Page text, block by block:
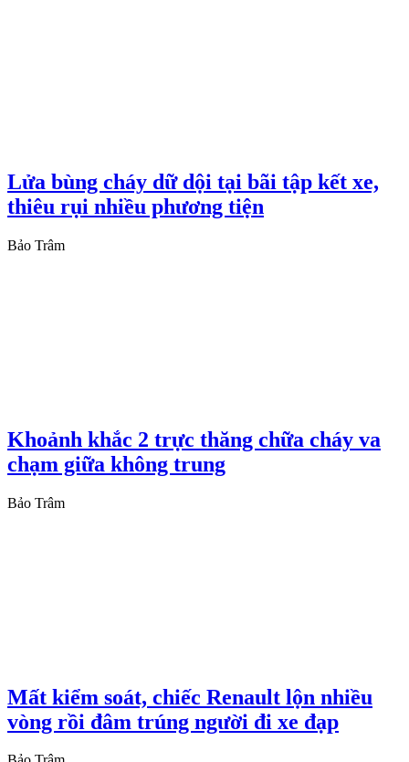
Lửa bùng cháy dữ dội tại bãi tập kết xe,
thiêu rụi nhiều phương tiện
Bảo Trâm
Khoảnh khắc 2 trực thăng chữa cháy va
chạm giữa không trung
Bảo Trâm
Mất kiểm soát, chiếc Renault lộn nhiều
vòng rồi đâm trúng người đi xe đạp